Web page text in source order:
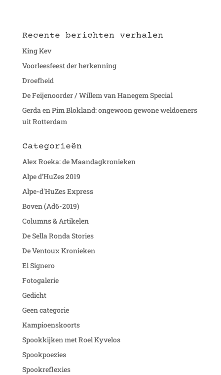
Recente berichten verhalen
King Kev
Voorleesfeest der herkenning
Droefheid
De Feijenoorder / Willem van Hanegem Special
Gerda en Pim Blokland: ongewoon gewone weldoeners
uit Rotterdam
Categorieën
Alex Roeka: de Maandagkronieken
Alpe d'HuZes 2019
Alpe-d'HuZes Express
Boven (Ad6-2019)
Columns & Artikelen
De Sella Ronda Stories
De Ventoux Kronieken
El Signero
Fotogalerie
Gedicht
Geen categorie
Kampioenskoorts
Spookkijken met Roel Kyvelos
Spookpoezies
Spookreflexies